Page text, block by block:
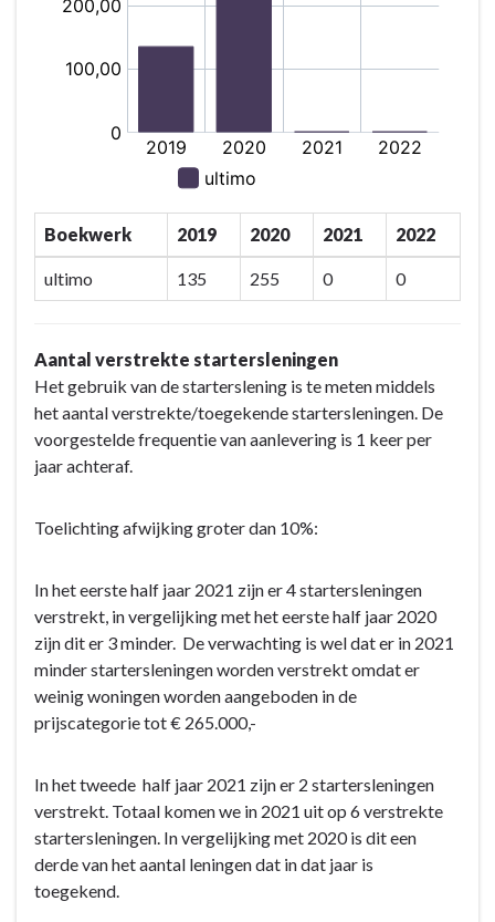
Boekwerk 2019 2020 2021 2022
ultimo 135 255 0 0
Aantal verstrekte startersleningen
Het gebruik van de starterslening is te meten middels
het aantal verstrekte/toegekende startersleningen. De
voorgestelde frequentie van aanlevering is 1 keer per
jaar achteraf.
Toelichting afwijking groter dan 10%:
In het eerste half jaar 2021 zijn er 4 startersleningen
verstrekt, in vergelijking met het eerste half jaar 2020
zijn dit er 3 minder. De verwachting is wel dat er in 2021
minder startersleningen worden verstrekt omdat er
weinig woningen worden aangeboden in de
prijscategorie tot € 265.000,-
In het tweede half jaar 2021 zijn er 2 startersleningen
verstrekt. Totaal komen we in 2021 uit op 6 verstrekte
startersleningen. In vergelijking met 2020 is dit een
derde van het aantal leningen dat in dat jaar is
toegekend.